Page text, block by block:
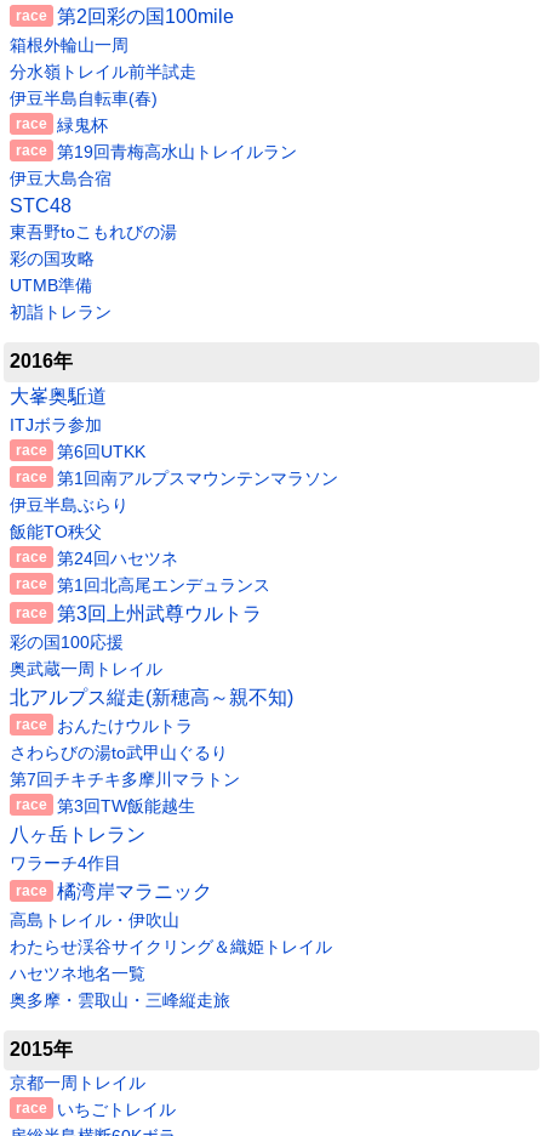
第2回彩の国100mile
箱根外輪山一周
分水嶺トレイル前半試走
伊豆半島自転車(春)
緑鬼杯
第19回青梅高水山トレイルラン
伊豆大島合宿
STC48
東吾野toこもれびの湯
彩の国攻略
UTMB準備
初詣トレラン
2016年
大峯奥駈道
ITJボラ参加
第6回UTKK
第1回南アルプスマウンテンマラソン
伊豆半島ぶらり
飯能TO秩父
第24回ハセツネ
第1回北高尾エンデュランス
第3回上州武尊ウルトラ
彩の国100応援
奥武蔵一周トレイル
北アルプス縦走(新穂高～親不知)
おんたけウルトラ
さわらびの湯to武甲山ぐるり
第7回チキチキ多摩川マラトン
第3回TW飯能越生
八ヶ岳トレラン
ワラーチ4作目
橘湾岸マラニック
高島トレイル・伊吹山
わたらせ渓谷サイクリング＆織姫トレイル
ハセツネ地名一覧
奥多摩・雲取山・三峰縦走旅
2015年
京都一周トレイル
いちごトレイル